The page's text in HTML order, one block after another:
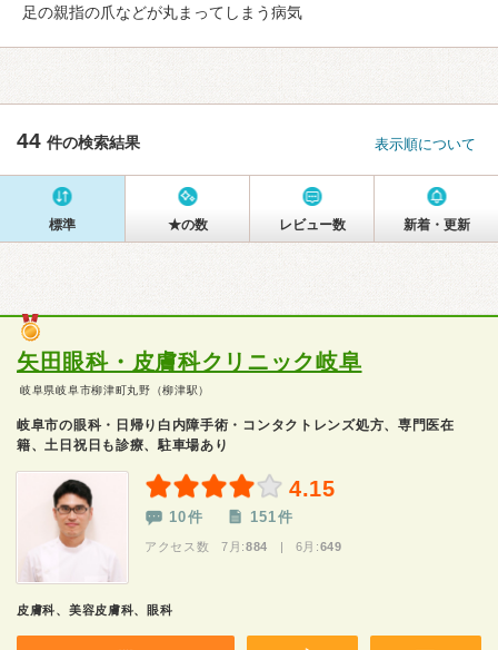
足の親指の爪などが丸まってしまう病気
44 件の検索結果 表示順について
標準 ★の数 レビュー数 新着・更新
矢田眼科・皮膚科クリニック岐阜
岐阜県岐阜市柳津町丸野（柳津駅）
岐阜市の眼科・日帰り白内障手術・コンタクトレンズ処方、専門医在
籍、土日祝日も診療、駐車場あり
4.15
10件 151件
アクセス数 7月:884 | 6月:649
皮膚科、美容皮膚科、眼科